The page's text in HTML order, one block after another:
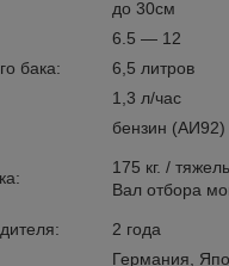
до 30см
6.5 ― 12
бака:
6,5 литров
1,3 л/час
бензин (АИ92)
175 кг. /
Вал отбора
2 года
Германия,